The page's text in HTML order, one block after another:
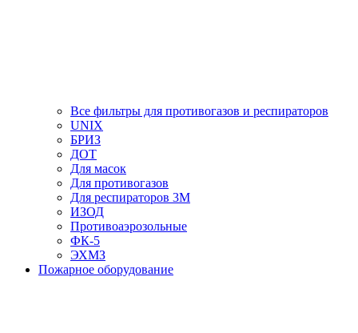
Все фильтры для противогазов и респираторов
UNIX
БРИЗ
ДОТ
Для масок
Для противогазов
Для респираторов 3М
ИЗОД
Противоаэрозольные
ФК-5
ЭХМЗ
Пожарное оборудование